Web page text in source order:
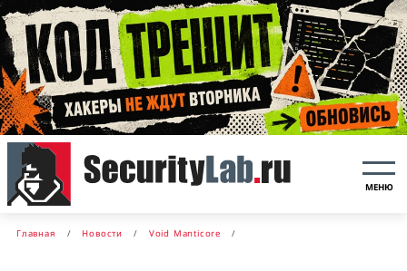
МЕНЮ
Главная Новости Void Manticore